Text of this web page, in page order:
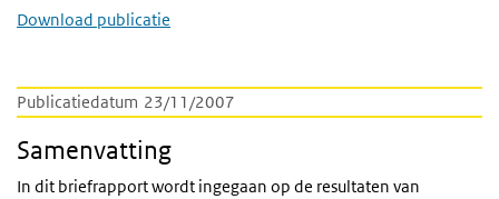
Publicatiedatum 23/11/2007
Samenvatting
In dit briefrapport wordt ingegaan op de resultaten van
Download publicatie